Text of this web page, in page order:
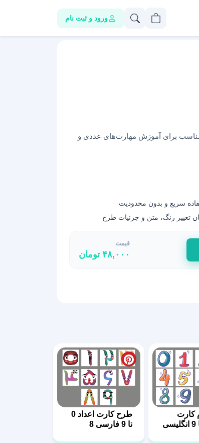
ورود و ثبت نام
برای آموزش مهارت‌های عددی و
سریع و بدون محدودیت
تغییر رنگ، متن و جزئیات طرح
قیمت
۴۸,۰۰۰ تومان
کارت
اعداد 0 تا 9 انگلیسی
طرح کارت اعداد 0
تا 9 فارسی 8